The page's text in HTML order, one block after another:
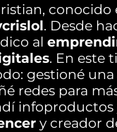
conocido
. Desde
al
. En este
gestioné una
redes para
infoproductos
y creador